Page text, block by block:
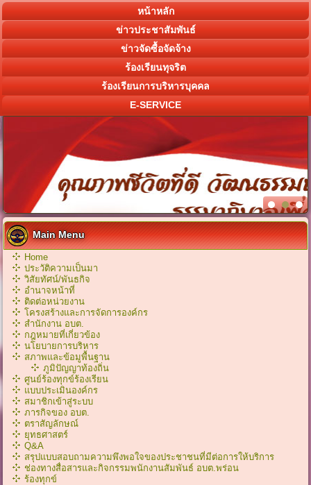
หน้าหลัก
ข่าวประชาสัมพันธ์
ข่าวจัดซื้อจัดจ้าง
ร้องเรียนทุจริต
ร้องเรียนการบริหารบุคคล
E-SERVICE
Main Menu
Home
ประวัติความเป็นมา
วิสัยทัศน์/พันธกิจ
อำนาจหน้าที่
ติดต่อหน่วยงาน
โครงสร้างและการจัดการองค์กร
สำนักงาน อบต.
กฎหมายที่เกี่ยวข้อง
นโยบายการบริหาร
สภาพและข้อมูพื้นฐาน
ภูมิปัญญาท้องถิ่น
ศูนย์ร้องทุกข์ร้องเรียน
แบบประเมินองค์กร
สมาชิกเข้าสู่ระบบ
ภารกิจของ อบต.
ตราสัญลักษณ์
ยุทธศาสตร์
Q&A
สรุปแบบสอบถามความพึงพอใจของประชาชนที่มีต่อการให้บริการ
ช่องทางสื่อสารและกิจกรรมพนักงานสัมพันธ์ อบต.พร่อน
ร้องทุกข์